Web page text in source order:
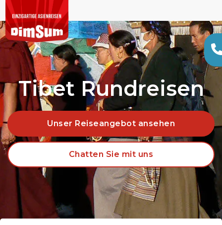
Tibet Rundreisen
Unser Reiseangebot ansehen
Chatten Sie mit uns